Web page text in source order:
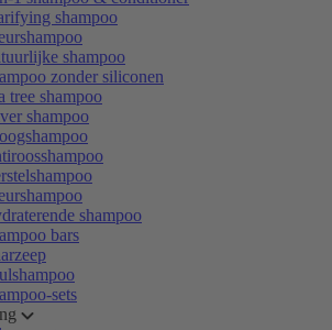
shampoo
shampoo
zonder siliconen
tree shampoo
shampoo
shampoo
bars
sets